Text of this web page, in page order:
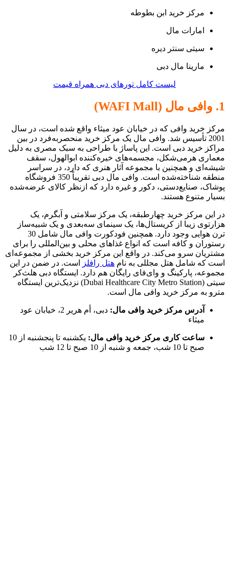
مرکز خرید ابن بطوطه
امارات مال
سیتی سنتر دیره
مارینا مال دبی
لیست کامل تورهای دبی همراه قیمت
1. وافی مال (WAFI Mall)
مرکز خرید وافی که در خیابان عود ميثاء واقع شده است، در سال
2001 تأسیس شد. وافی مال یک مرکز خرید منحصربه‌فرد در بین
مراکز خرید دبی است. این پاساژ با طراحی به سبک مصری به دلیل
معماری هرمی‌شکل، مجسمه‌های خیره‌کننده ابوالهول، سقف
شیشه‌ای و همچنین با مجموعه آثار هنری که دارد، در سراسر
منطقه شناخته‌شده است. وافی مال دبی تقریباً 350 فروشگاه
پوشاک، صنایع‌دستی، دکور و غیره دارد که ازنظر کالای عرضه‌شده
بسیار متنوع هستند.
در این مرکز خرید چهارطبقه، یک مرکز سلامتی و آبگرم، یک
هزارتوی زیبا از کریستال‌ها، یک سینمای سه‌بعدی و یک شبیه‌ساز
ترن هوایی وجود دارد. همچنین فودکورت وافی مال شامل 30
رستوران و کافه است که انواع غذاهای محلی و بین‌المللی را برای
مشتریان سرو می‌کند. در واقع این مرکز خرید بخشی از مجموعه‌ای
است که شامل هتل مجللی به نام هتل رافلز
است. در ضمن در این
مجموعه، پارکینگ و وای‌فای رایگان هم دارد. ایستگاه دبی هلث‌کر
سیتی (Dubai Healthcare City Metro Station) نزدیک‌ترین ایستگاه
مترو به مرکز خرید وافی مال است.
آدرس مرکز خرید وافی مال: دبی،
أم هرير 2، خیابان عود
ميثاء
ساعت کاری مرکز خرید وافی مال:
یکشنبه تا پنجشنبه از 10
صبح تا 10 شب، جمعه و شنبه از 10 صبح تا 12 شب